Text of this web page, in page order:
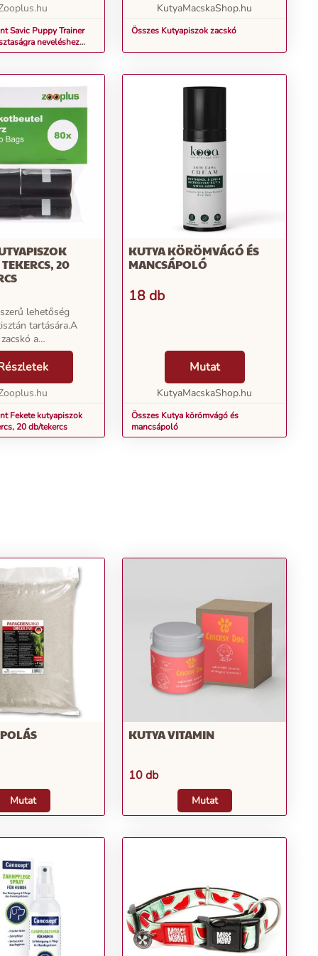
kellem...
Savic Puppy Trainer
neveléshez
Medium
KutyaMacskaShop.hu
Összes Kutyapiszok zacskó
20
lehetőség
tartására.A
a
állattartó
Az el nem
jelent úgy az
Fekete kutyapiszok
20 db/tekercs
KUTYA KÖRÖMVÁGÓ ÉS
MANCSÁPOLÓ
18 db
Mutat
KutyaMacskaShop.hu
Összes Kutya körömvágó és
mancsápoló
Mutat
KUTYA VITAMIN
10 db
Mutat